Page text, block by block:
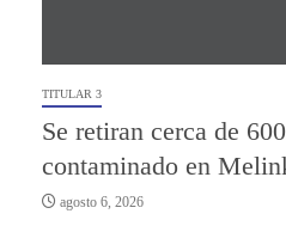
TITULAR 3
Se retiran cerca de
contaminado en
agosto 6, 2026